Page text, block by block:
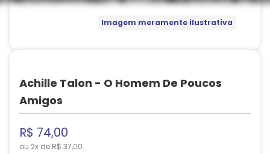
Imagem meramente ilustrativa
Achille Talon - O Homem De Poucos
Amigos
R$ 74,00
ou 2x de R$ 37,00